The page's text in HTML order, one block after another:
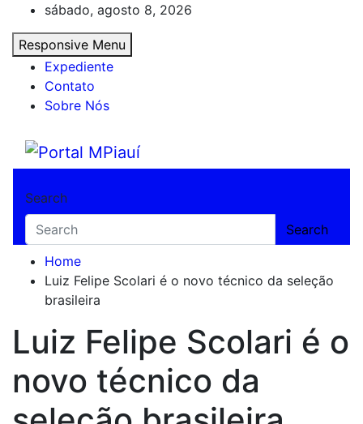
content
sábado, agosto 8, 2026
Responsive Menu
Expediente
Contato
Sobre Nós
Portal MPiauí
Search
Search
Home
Luiz Felipe Scolari é o novo técnico da seleção
brasileira
Luiz Felipe Scolari é o
novo técnico da